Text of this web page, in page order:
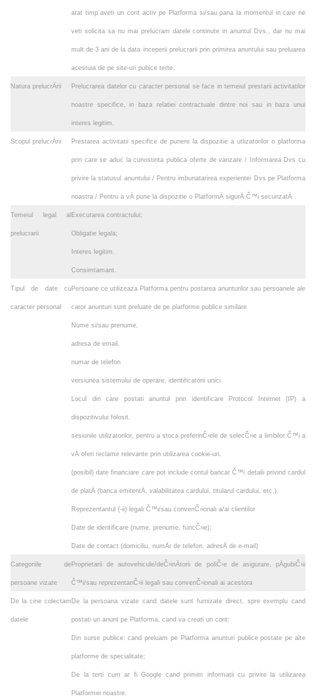
atat timp aveti un cont activ pe Platforma si/sau pana la momentul in care ne
veti solicita sa nu mai prelucram datele continute in anuntul Dvs., dar nu mai
mult de3 ani de la data inceperii prelucrarii prin primirea anuntului sau preluarea
acestuia de pe site-uri pubice terte.
Natura prelucrÄrii Prelucrarea datelor cu caracter personal se face in temeiul prestarii activitatilor
noastre specifice, in baza relatiei contractuale dintre noi sau in baza unui
interes legitim.
Scopul prelucrÄrii Prestarea activitatii specifice de punere la dispozitie a utlizatorilor o platforma
prin care se aduc la cunostinta publica oferte de vanzare / Informarea Dvs cu
privire la statusul anuntului / Pentru imbunatarirea experientei Dvs pe Platforma
noastra / Pentru a vÄ pune la dispozitie o PlatformÄ sigurÄ Č™i securizatÄ
Temeiul legal al
prelucrarii
Executarea contractului;
Obligatie legala;
Interes legitim.
Consimtamant
Tipul de date cu
caracter personal
Persoane ce utilizeaza Platforma pentru postarea anunturilor sau persoanele ale
caror anunturi sunt preluate de pe platforme publice similare
Nume si/sau prenume,
adresa de email,
numar de telefon
versiunea sistemului de operare, identificatorii unici.
Locul din care postati anuntul prin identificare Protocol Internet (IP) a
dispozitivului folosit.
sesiunile utilizatorilor, pentru a stoca preferinČ›ele de selecČ›ie a limbilor Č™i a
vÄ oferi reclame relevante prin utilizarea cookie-uri.
(posibil) date financiare care pot include contul bancar Č™i detalii privind cardul
de platÄ (banca emitentÄ, valabilitatea cardului, titularul cardului, etc.).
Reprezentantul (-ii) legali Č™i/sau convenČ›ionali a/ai clientilor
Date de identificare (nume, prenume, funcČ›ie);
Date de contact (domiciliu, numÄr de telefon, adresÄ de e-mail)
Categoriile de
persoane vizate
Proprietarii de autovehicule/deČ›inÄtorii de poliČ›e de asigurare, pÄgubiČ›ii
Č™i/sau reprezentanČ›ii legali sau convenČ›ionali ai acestora
De la cine colectam
datele
De la persoana vizate cand datele sunt furnizate direct, spre exemplu cand
postati un anunt pe Platforma, cand va creati un cont;
Din surse publice: cand preluam pe Platforma anunturi publice postate pe alte
platforme de specialitate;
De la terti cum ar fi Google cand primim informatii cu privire la utilizarea
Platformei noastre.